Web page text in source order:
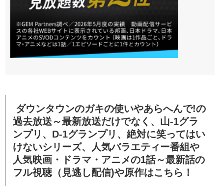
ダウンタウンのガキの使いやあらへんで!の
過去放送～最新放送だけでなく、山-1グラ
ンプリ、D-1グランプリ、 絶対に笑ってはい
けないシリーズ、 人気バラエティー番組や
人気映画・ドラマ・アニメの1話～最新話の
フル視聴（見逃し配信)や原作はこちら！